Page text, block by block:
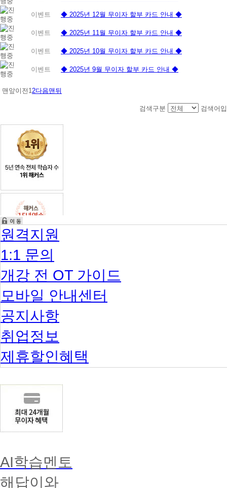
이벤트 ◆ 2025년 12월 무이자 할부 카드 안내 ◆
이벤트 ◆ 2025년 11월 무이자 할부 카드 안내 ◆
이벤트 ◆ 2025년 10월 무이자 할부 카드 안내 ◆
이벤트 ◆ 2025년 9월 무이자 할부 카드 안내 ◆
맨앞이전 1 2다음맨뒤
검색구분 검색어
원격지원
1:1 문의
개강 전 OT 가이드
모바일 안내센터
공지사항
취업정보
제휴할인혜택
AI학습멘토
해답이와